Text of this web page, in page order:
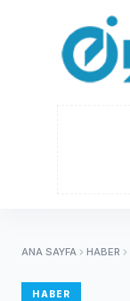
ANA SAYFA HABER
HABER